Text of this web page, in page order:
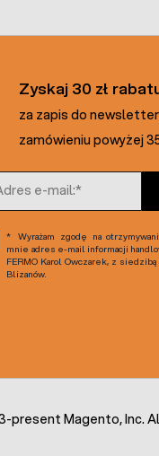
Zyskaj 30 zł
za zapis do
zamówieniu powyżej
e-mail
Wyrażam zgodę na
mnie adres e-mail informacji
FERMO Karol Owczarek, z siedzibą
Blizanów.
present Magento, Inc.